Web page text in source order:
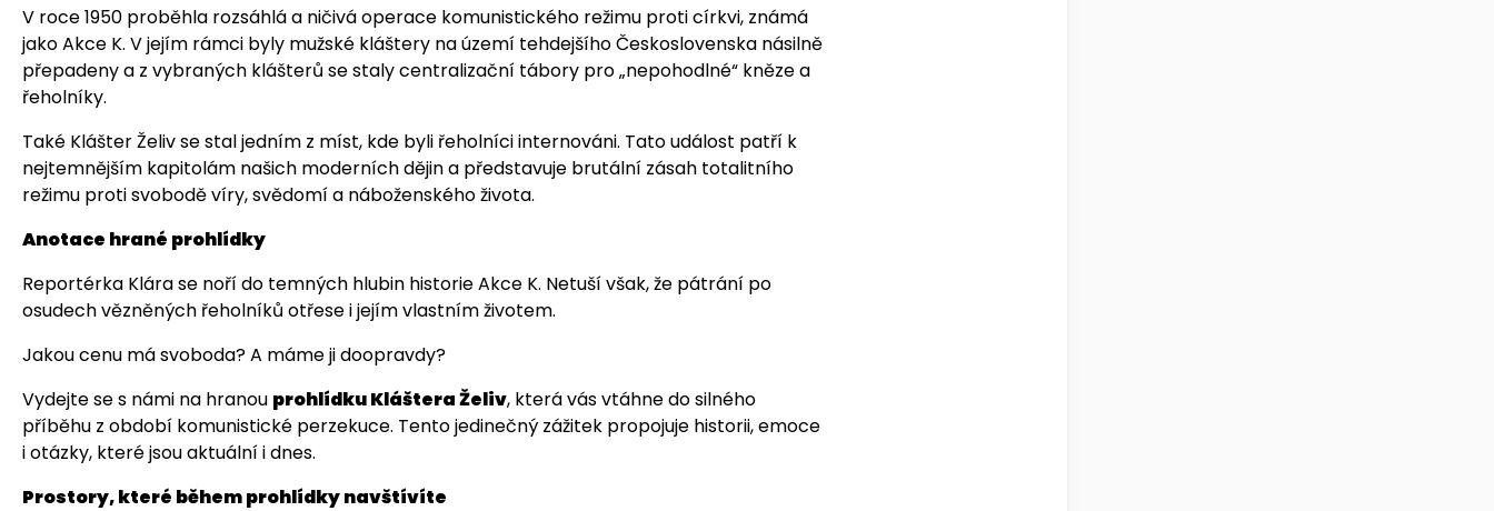
V roce 1950 proběhla rozsáhlá a ničivá operace komunistického režimu proti církvi, známá
jako Akce K. V jejím rámci byly mužské kláštery na území tehdejšího Československa násilně
přepadeny a z vybraných klášterů se staly centralizační tábory pro „nepohodlné“ kněze a
řeholníky.
Také Klášter Želiv se stal jedním z míst, kde byli řeholníci internováni. Tato událost patří k
nejtemnějším kapitolám našich moderních dějin a představuje brutální zásah totalitního
režimu proti svobodě víry, svědomí a náboženského života.
Anotace hrané prohlídky
Reportérka Klára se noří do temných hlubin historie Akce K. Netuší však, že pátrání po
osudech vězněných řeholníků otřese i jejím vlastním životem.
Jakou cenu má svoboda? A máme ji doopravdy?
Vydejte se s námi na hranou prohlídku Kláštera Želiv, která vás vtáhne do silného
příběhu z období komunistické perzekuce. Tento jedinečný zážitek propojuje historii, emoce
i otázky, které jsou aktuální i dnes.
Prostory, které během prohlídky navštívíte